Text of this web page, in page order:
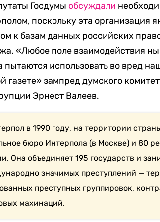
Госдумы обсуждали
поскольку эта организация
к базам данных российских
«Любое поле взаимодействия
пытаются использовать во вред
газете» зампред думского
Эрнест Валеев.
в 1990 году, на территории
бюро Интерпола (в Москве) и 80
Она объединяет 195 государств и
значимых преступлений —
преступных группировок,
махинаций.